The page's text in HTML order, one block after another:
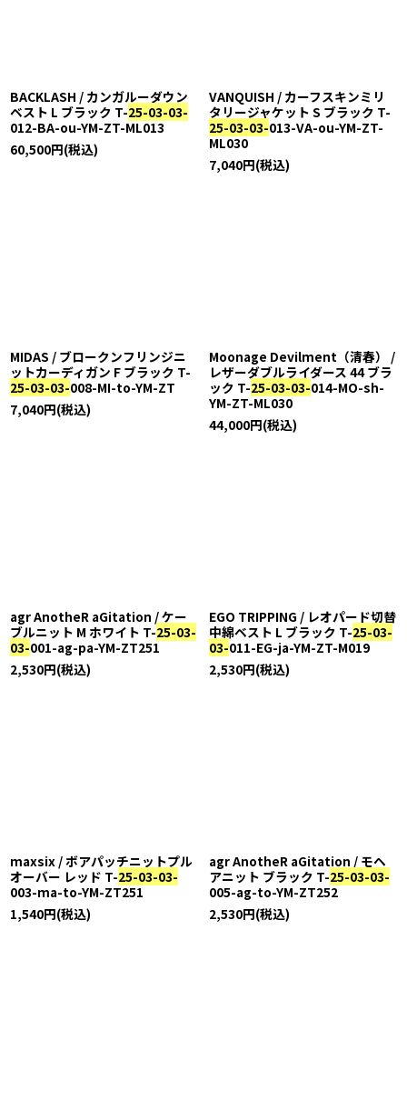
BACKLASH / カンガルーダウン
ベスト L ブラック T-25-03-03-
012-BA-ou-YM-ZT-ML013
60,500円(税込)
VANQUISH / カーフスキンミリ
タリージャケット S ブラック T-
25-03-03-013-VA-ou-YM-ZT-
ML030
7,040円(税込)
MIDAS / ブロークンフリンジニ
ットカーディガン F ブラック T-
25-03-03-008-MI-to-YM-ZT
7,040円(税込)
Moonage Devilment（清春） /
レザーダブルライダース 44 ブラ
ック T-25-03-03-014-MO-sh-
YM-ZT-ML030
44,000円(税込)
agr AnotheR aGitation / ケー
ブルニット M ホワイト T-25-03-
03-001-ag-pa-YM-ZT251
2,530円(税込)
EGO TRIPPING / レオパード切替
中綿ベスト L ブラック T-25-03-
03-011-EG-ja-YM-ZT-M019
2,530円(税込)
maxsix / ボアパッチニットプル
オーバー レッド T-25-03-03-
003-ma-to-YM-ZT251
1,540円(税込)
agr AnotheR aGitation / モヘ
アニット ブラック T-25-03-03-
005-ag-to-YM-ZT252
2,530円(税込)